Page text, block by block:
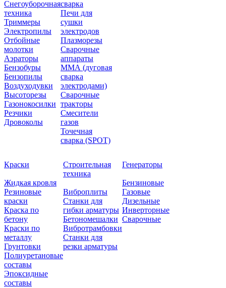
Снегоуборочная
техника
Триммеры
Электропилы
Отбойные
молотки
Аэраторы
Бензобуры
Бензопилы
Воздуходувки
Высоторезы
Газонокосилки
Резчики
Дровоколы
сварка
Печи для
сушки
электродов
Плазморезы
Сварочные
аппараты
ММА (дуговая
сварка
электродами)
Сварочные
тракторы
Смесители
газов
Точечная
сварка (SPOT)
Краски
Жидкая кровля
Резиновые
краски
Краска по
бетону
Краски по
металлу
Грунтовки
Полиуретановые
составы
Эпоксидные
составы
Строительная
техника
Виброплиты
Станки для
гибки арматуры
Бетономешалки
Вибротрамбовки
Станки для
резки арматуры
Генераторы
Бензиновые
Газовые
Дизельные
Инверторные
Сварочные